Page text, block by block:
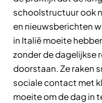
schoolstructuur ook
en nieuwsberichten
in Italië moeite
zonder de dagelijkse
doorstaan. Ze raken
sociale contact met
moeite om de dag in